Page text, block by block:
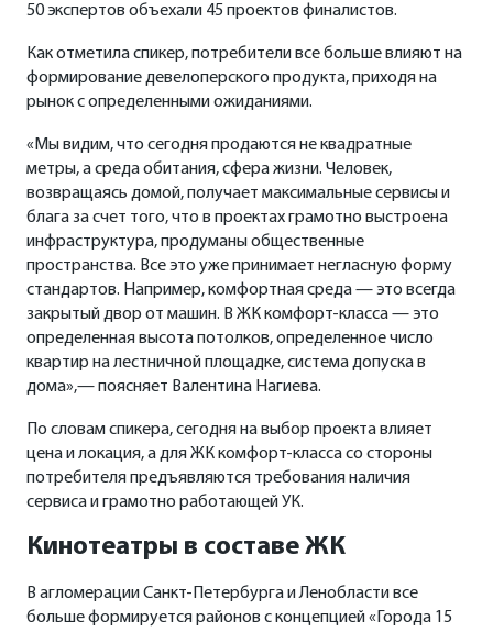
50 экспертов объехали 45 проектов финалистов.
Как отметила спикер, потребители все больше влияют на
формирование девелоперского продукта, приходя на
рынок с определенными ожиданиями.
«Мы видим, что сегодня продаются не квадратные
метры, а среда обитания, сфера жизни. Человек,
возвращаясь домой, получает максимальные сервисы и
блага за счет того, что в проектах грамотно выстроена
инфраструктура, продуманы общественные
пространства. Все это уже принимает негласную форму
стандартов. Например, комфортная среда — это всегда
закрытый двор от машин. В ЖК комфорт-класса — это
определенная высота потолков, определенное число
квартир на лестничной площадке, система допуска в
дома»,— поясняет Валентина Нагиева.
По словам спикера, сегодня на выбор проекта влияет
цена и локация, а для ЖК комфорт-класса со стороны
потребителя предъявляются требования наличия
сервиса и грамотно работающей УК.
Кинотеатры в составе ЖК
В агломерации Санкт-Петербурга и Ленобласти все
больше формируется районов с концепцией «Города 15